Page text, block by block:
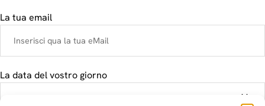
La tua email
La data del vostro giorno